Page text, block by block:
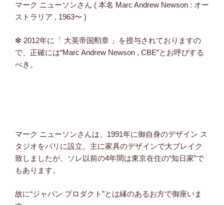
マーク ニューソンさん ( 本名 Marc Andrew Newson : オー
ストラリア , 1963〜 )
❇ 2012年に「 大英帝国勲章 」を授与されておりますの
で、正確には“Marc Andrew Newson , CBE”とお呼びする
べき。
マーク ニューソンさんは、1991年に御自身のデザイン ス
タジオをパリに設立。主に家具のデザインで大ブレイク
致しましたが、ソレ以前の4年間は東京在住の“知日家”で
もあります。
故に“ジャパン プロダクト”とは縁のあるお方で御座いま